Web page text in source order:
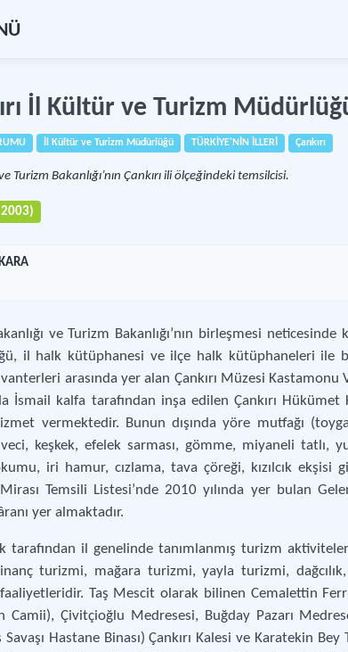
İl Kültür ve Turizm
İl Kültür ve Turizm Müdürlüğü TÜRKİYE'NİN İLLERİ Çankırı
Turizm Bakanlığı’nın Çankırı ili ölçeğindeki temsilcisi.
2003)
ve Turizm Bakanlığı’nın birleşmesi
il halk kütüphanesi ve ilçe halk kütüphaneleri ile
arasında yer alan Çankırı Müzesi Kastamonu
İsmail kalfa tarafından inşa edilen Çankırı
vermektedir. Bunun dışında yöre mutfağı
keşkek, efelek sarması, gömme, miyaneli tatlı,
iri hamur, cızlama, tava çöreği, kızılcık ekşisi
Temsili Listesi’nde 2010 yılında yer bulan
yer almaktadır.
tarafından il genelinde tanımlanmış turizm
turizmi, mağara turizmi, yayla turizmi, dağcılık,
Taş Mescit olarak bilinen Cemalettin
Camii), Çivitçioğlu Medresesi, Buğday Pazarı
Hastane Binası) Çankırı Kalesi ve Karatekin